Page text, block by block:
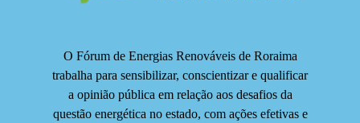
O Fórum de Energias Renováveis de Roraima
trabalha para sensibilizar, conscientizar e qualificar
a opinião pública em relação aos desafios da
questão energética no estado, com ações efetivas e